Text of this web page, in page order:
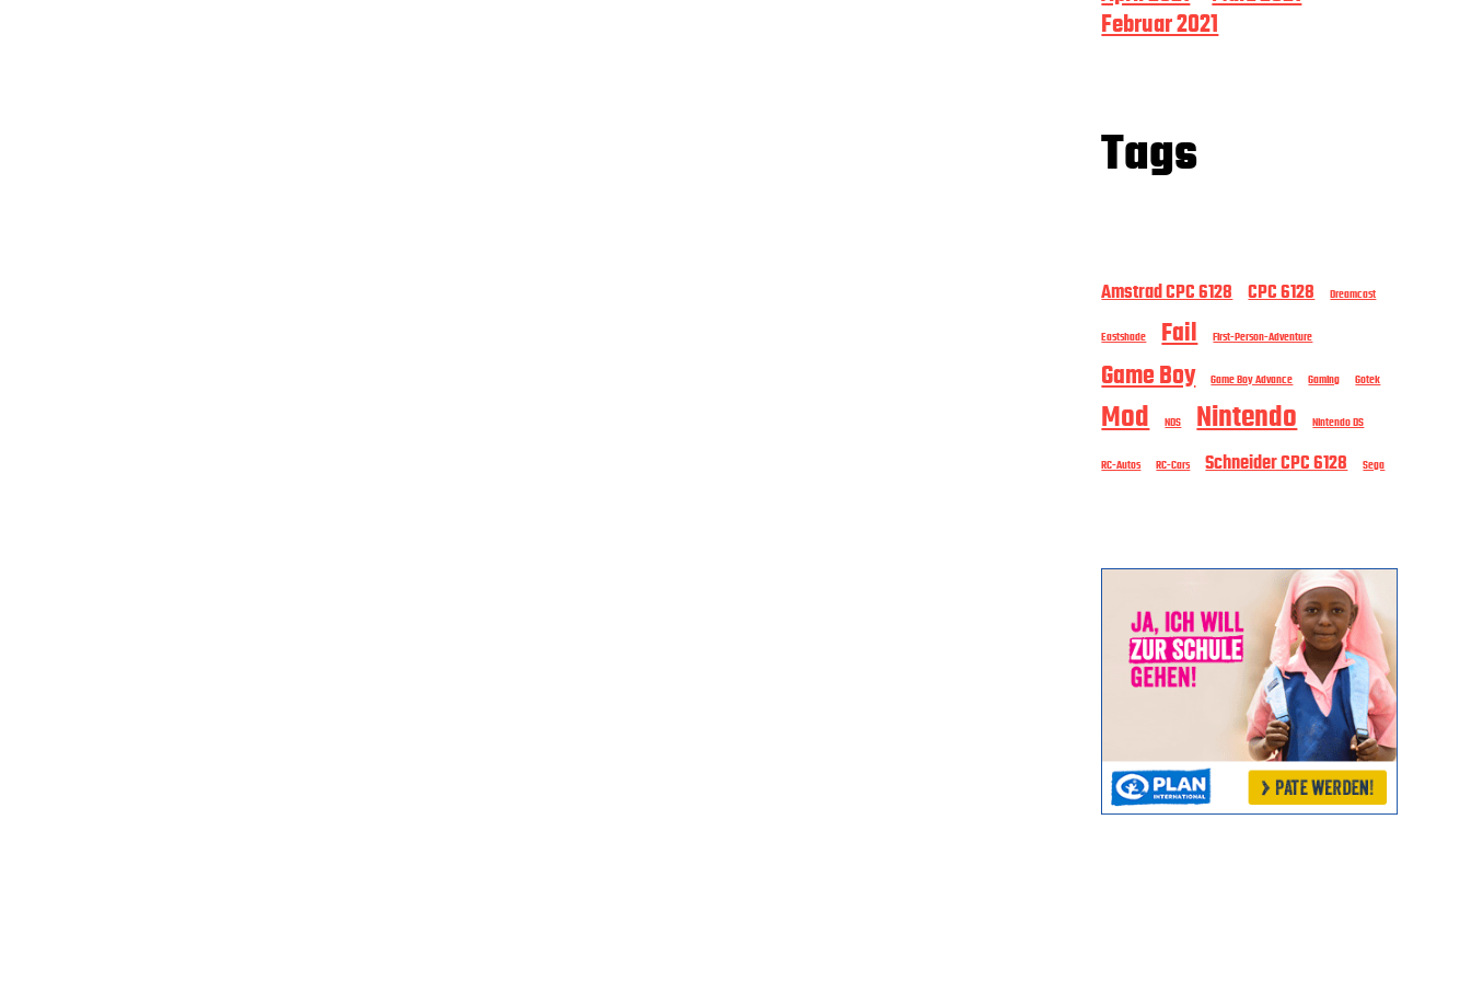
Februar 2021
Tags
Amstrad CPC 6128 CPC 6128 Dreamcast
Eastshade Fail First-Person-Adventure
Game Boy Game Boy Advance Gaming Gotek
Mod NDS Nintendo Nintendo DS
RC-Autos RC-Cars Schneider CPC 6128 Sega